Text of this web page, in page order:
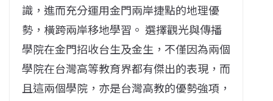
識，進而充分運用金門兩岸捷點的地理優
勢，橫跨兩岸移地學習。 選擇觀光與傳播
學院在金門招收台生及金生，不僅因為兩個
學院在台灣高等教育界都有傑出的表現，而
且這兩個學院，亦是台灣高教的優勢強項，